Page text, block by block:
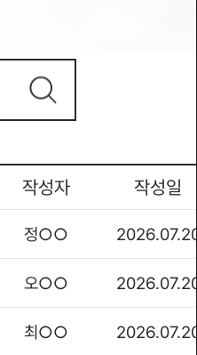
작성자 작성일
정○○ 2026.07.20
오○○ 2026.07.20
최○○ 2026.07.20